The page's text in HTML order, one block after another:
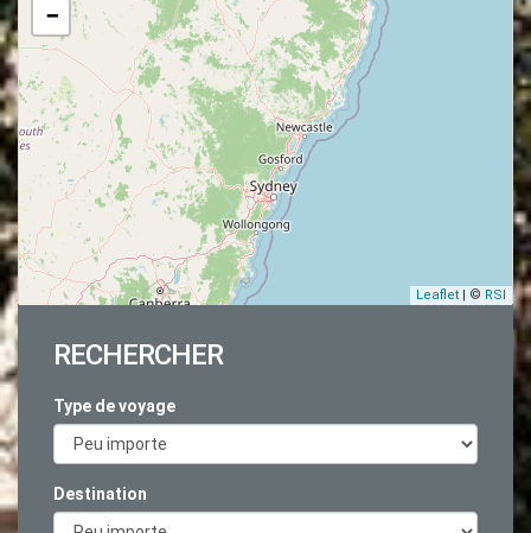
−
Leaflet | © RSI
RECHERCHER
Type de voyage
Destination